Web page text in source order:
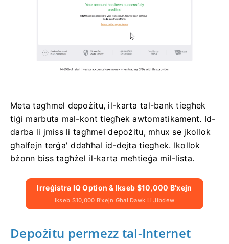
Meta tagħmel depożitu, il-karta tal-bank tiegħek
tiġi marbuta mal-kont tiegħek awtomatikament. Id-
darba li jmiss li tagħmel depożitu, mhux se jkollok
għalfejn terġa' ddaħħal id-dejta tiegħek. Ikollok
bżonn biss tagħżel il-karta meħtieġa mil-lista.
Irreġistra IQ Option & Ikseb $10,000 B'xejn
Ikseb $10,000 B'xejn Għal Dawk Li Jibdew
Depożitu permezz tal-Internet